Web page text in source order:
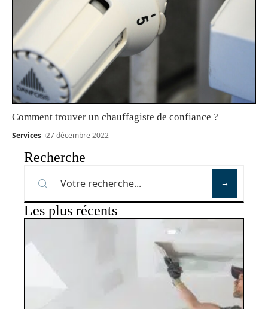
Comment trouver un chauffagiste de confiance ?
Services 27 décembre 2022
Recherche
Les plus récents